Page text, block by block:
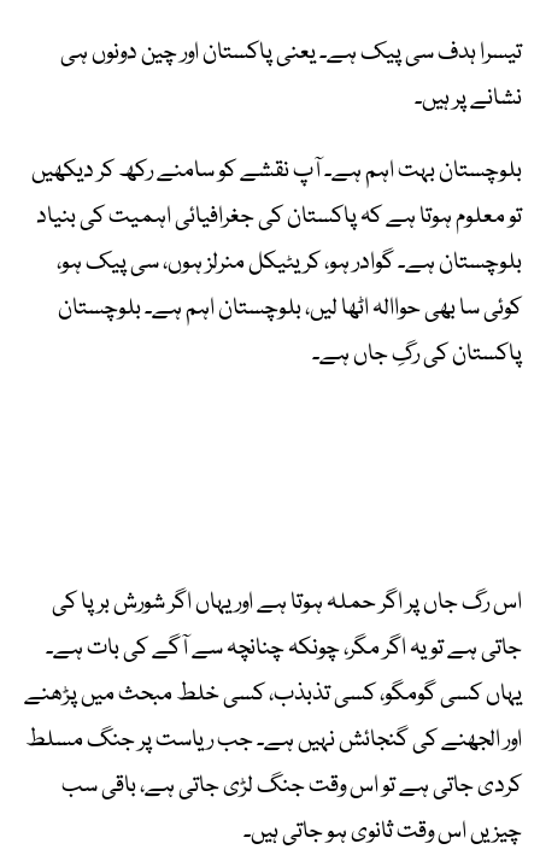
تیسرا ہدف سی پیک ہے۔ یعنی پاکستان اور چین دونوں ہی
نشانے پر ہیں۔
بلوچستان بہت اہم ہے۔ آپ نقشے کو سامنے رکھ کر دیکھیں
تو معلوم ہوتا ہے کہ پاکستان کی جغرافیائی اہمیت کی بنیاد
بلوچستان ہے۔ گوادر ہو، کریٹیکل منرلز ہوں، سی پیک ہو،
کوئی سا بھی حواالہ اٹھا لیں، بلوچستان اہم ہے۔ بلوچستان
پاکستان کی رگِ جاں ہے۔
اس رگ جاں پر اگر حملہ ہوتا ہے اور یہاں اگر شورش برپا کی
جاتی ہے تو یہ اگر مگر، چونکہ چنانچہ سے آگے کی بات ہے۔
یہاں کسی گومگو، کسی تذبذب، کسی خلط مبحث میں پڑھنے
اور الجھنے کی گنجائش نہیں ہے۔ جب ریاست پر جنگ مسلط
کردی جاتی ہے تو اس وقت جنگ لڑی جاتی ہے، باقی سب
چیزیں اس وقت ثانوی ہو جاتی ہیں۔